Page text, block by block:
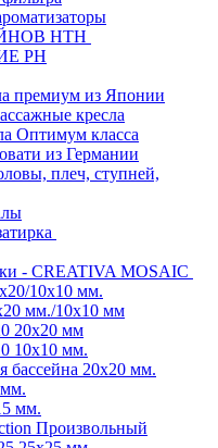
HTH
PH
премиум из Японии
кресла
Оптимум класса
из Германии
плеч, ступней,
- CREATIVA MOSAIC
10х10 мм.
мм./10х10 мм
20х20 мм
10x10 мм.
бассейна 20x20 мм.
мм.
Произвольный